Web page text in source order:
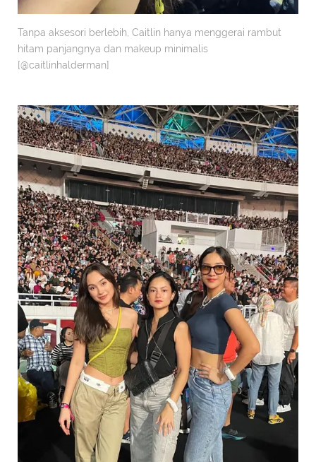
Tanpa aksesori berlebih, Caitlin hanya menggerai rambut
hitam panjangnya dan makeup minimalis
[@caitlinhalderman]